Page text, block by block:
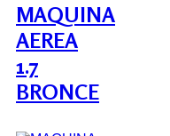
MAQUINA
AEREA
1.7
BRONCE